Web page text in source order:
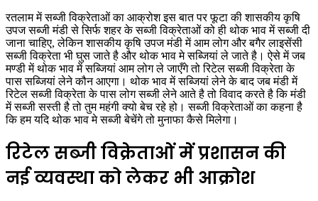
रतलाम में सब्जी विक्रेताओं का आक्रोश इस बात पर फूटा की शासकीय कृषि
उपज सब्जी मंडी से सिर्फ शहर के सब्जी विक्रेताओं को ही थोक भाव में सब्जी दी
जाना चाहिए, लेकिन शासकीय कृषि उपज मंडी में आम लोग और बगैर लाइसेंसी
सब्जी विक्रेता भी घुस जाते है और थोक भाव मे सब्जियां ले जाते है। ऐसे में जब
मण्डी में थोक भाव में सब्जियां आम लोग ले जाएँगे तो रिटेल सब्जी विक्रेता के
पास सब्जियां लेने कौन आएगा। थोक भाव में सब्जियां लेने के बाद जब मंडी में
रिटेल सब्जी विक्रेता के पास लोग सब्जी लेने आते है तो विवाद करते है कि मंडी
में सब्जी सस्ती है तो तुम महंगी क्यो बेच रहे हो। सब्जी विक्रेताओं का कहना है
कि हम यदि थोक भाव मे सब्जी बेचेंगे तो मुनाफा कैसे मिलेगा।
रिटेल सब्जी विक्रेताओं में प्रशासन की
नई व्यवस्था को लेकर भी आक्रोश